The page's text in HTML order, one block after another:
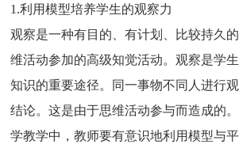
1.利用模型培养学生的观察力
观察是一种有目的、有计划、比较持久
维活动参加的高级知觉活动。观察是学
知识的重要途径。同一事物不同人进行
结论。这是由于思维活动参与而造成的
学教学中，教师要有意识地利用模型与